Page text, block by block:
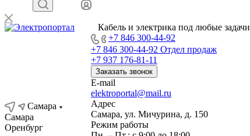
Кабель и электрика под любые задачи
Самара
Самара
Оренбург
+7 846 300-44-92
+7 846 300-44-92 Отдел продаж
+7 937 176-81-11
Заказать звонок
E-mail
elektroportal@mail.ru
Адрес
Самара, ул. Мичурина, д. 150
Режим работы